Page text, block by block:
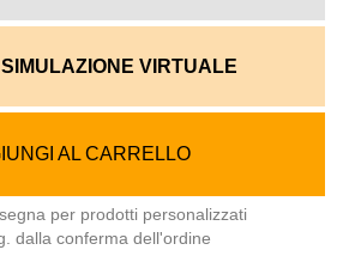
SIMULAZIONE VIRTUALE
AL CARRELLO
per prodotti personalizzati
dalla conferma dell'ordine